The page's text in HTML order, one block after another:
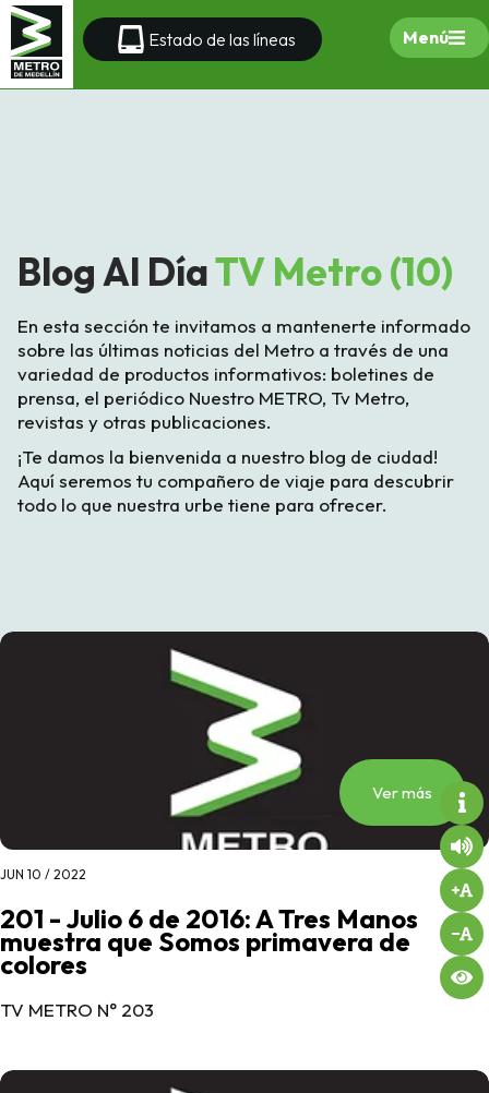
Estado de las líneas Menú
Blog Al DíaTV Metro (10)
En esta sección te invitamos a mantenerte informado
sobre las últimas noticias del Metro a través de una
variedad de productos informativos: boletines de
prensa, el periódico Nuestro METRO, Tv Metro,
revistas y otras publicaciones.
¡Te damos la bienvenida a nuestro blog de ciudad!
Aquí seremos tu compañero de viaje para descubrir
todo lo que nuestra urbe tiene para ofrecer.
Ver más
JUN 10 / 2022
201 - Julio 6 de 2016: A Tres Manos
muestra que Somos primavera de
colores
TV METRO N° 203